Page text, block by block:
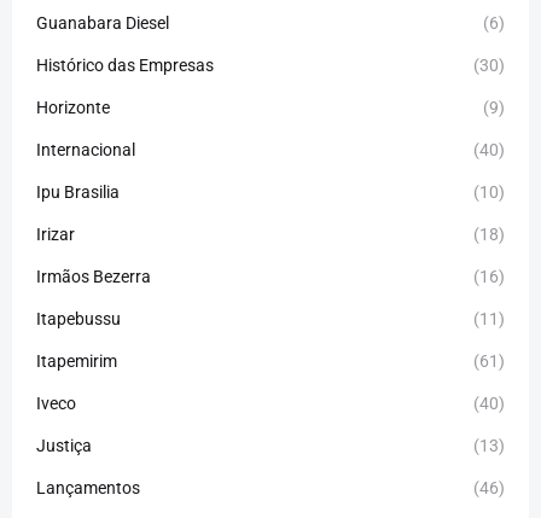
Guanabara Diesel (6)
Histórico das Empresas (30)
Horizonte (9)
Internacional (40)
Ipu Brasilia (10)
Irizar (18)
Irmãos Bezerra (16)
Itapebussu (11)
Itapemirim (61)
Iveco (40)
Justiça (13)
Lançamentos (46)